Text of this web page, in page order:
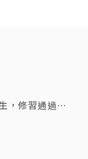
107學年度起入學之碩博士學生，修習通過6小時學術倫理課程者，始得申請學位考試。